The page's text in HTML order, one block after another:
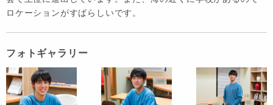
ロケーションがすばらしいです。
フォトギャラリー